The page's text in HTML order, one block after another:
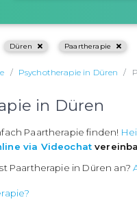
Düren Paartherapie
Psychotherapie in Düren
in Düren
Paartherapie finden!
via Videochat
Paartherapie in Düren an?